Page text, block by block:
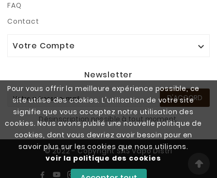
Pour vous offrir la meilleure expérience possible, ce
site utilise des cookies. L'utilisation de votre site
signifie que vous acceptez notre utilisation des
cookies. Nous avons publié une nouvelle politique de
cookies, dont vous devriez avoir besoin pour en
savoir plus sur les cookies que nous utilisons.
voir la politique des cookies
FAQ
Contact
Votre Compte 
Newsletter
D'ACCORD
Désinscription possible à tout moment.
© 2022 - Copyright SAS Vapo Distri